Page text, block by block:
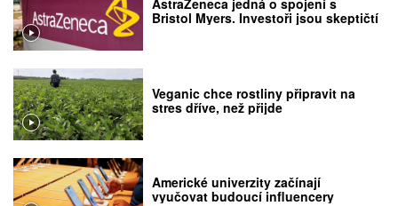
AstraZeneca jedná o spojení s
Bristol Myers. Investoři jsou skeptičtí
Veganic chce rostliny připravit na
stres dříve, než přijde
Americké univerzity začínají
vyučovat budoucí influencery